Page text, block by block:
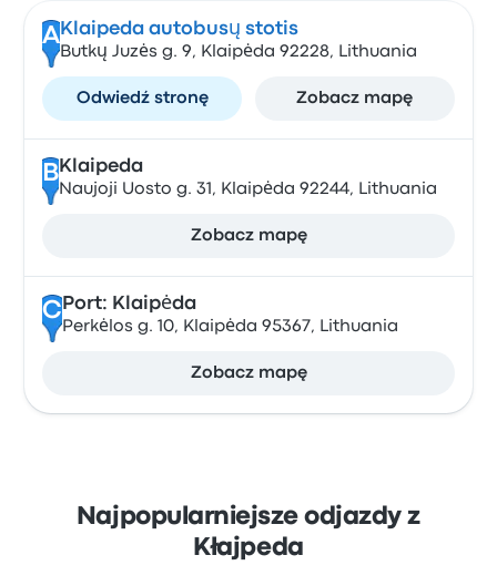
A Klaipeda autobusų stotis
Butkų Juzės g. 9, Klaipėda 92228, Lithuania
Odwiedź stronę Zobacz mapę
B Klaipeda
Naujoji Uosto g. 31, Klaipėda 92244, Lithuania
Zobacz mapę
CPort: Klaipėda
Perkėlos g. 10, Klaipėda 95367, Lithuania
Zobacz mapę
Najpopularniejsze odjazdy z
Kłajpeda